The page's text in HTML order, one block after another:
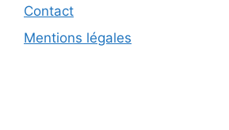
Contact
Mentions légales